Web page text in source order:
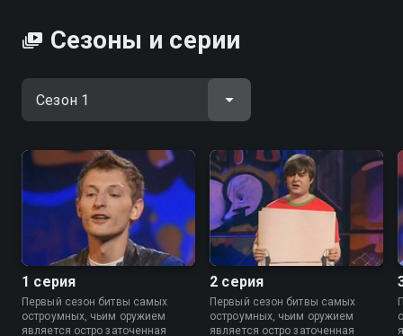
Сезоны и серии
1 серия
Первый сезон битвы самых
остроумных, чьим оружием
является остро заточенная
2 серия
Первый сезон битвы самых
остроумных, чьим оружием
является остро заточенная